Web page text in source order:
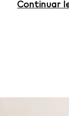
Continuar